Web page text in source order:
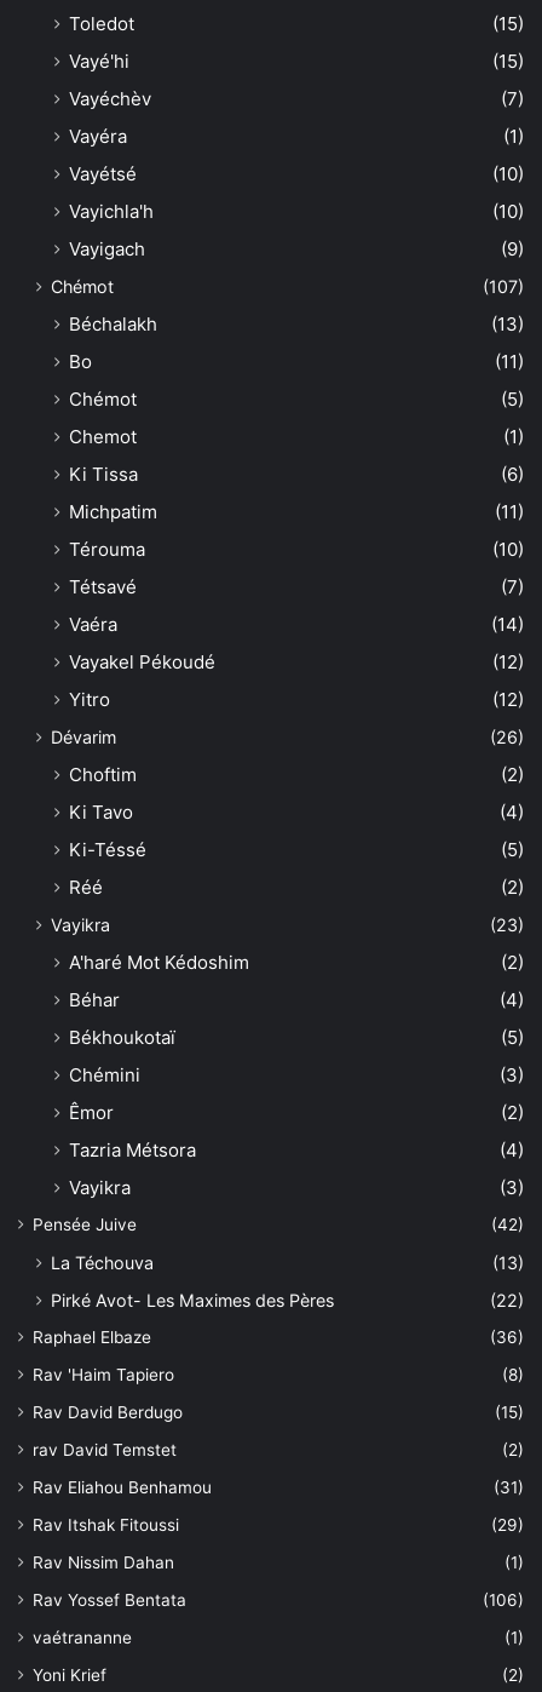
Toledot
(15)
Vayé'hi
(15)
Vayéchèv
(7)
Vayéra
(1)
Vayétsé
(10)
Vayichla'h
(10)
Vayigach
(9)
Chémot (107)
Béchalakh
(13)
Bo
(11)
Chémot
(5)
Chemot
(1)
Ki Tissa
(6)
Michpatim
(11)
Térouma
(10)
Tétsavé
(7)
Vaéra
(14)
Vayakel Pékoudé
(12)
Yitro
(12)
Dévarim (26)
Choftim
(2)
Ki Tavo
(4)
Ki-Téssé
(5)
Réé
(2)
Vayikra (23)
A'haré Mot Kédoshim
(2)
Béhar
(4)
Békhoukotaï
(5)
Chémini
(3)
Êmor
(2)
Tazria Métsora
(4)
Vayikra
(3)
Pensée Juive (42)
La Téchouva
(13)
Pirké Avot- Les Maximes des Pères
(22)
Raphael Elbaze
(36)
Rav 'Haim Tapiero
(8)
Rav David Berdugo
(15)
rav David Temstet
(2)
Rav Eliahou Benhamou
(31)
Rav Itshak Fitoussi
(29)
Rav Nissim Dahan
(1)
Rav Yossef Bentata
(106)
vaétrananne
(1)
Yoni Krief
(2)